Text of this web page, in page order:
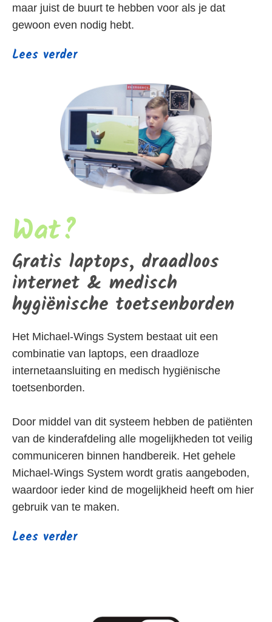
maar juist de buurt te hebben voor als je dat
gewoon even nodig hebt.
Lees verder
Wat?
Gratis laptops, draadloos
internet & medisch
hygiënische toetsenborden
Het Michael-Wings System bestaat uit een
combinatie van laptops, een draadloze
internetaansluiting en medisch hygiënische
toetsenborden.
Door middel van dit systeem hebben de patiënten
van de kinderafdeling alle mogelijkheden tot veilig
communiceren binnen handbereik. Het gehele
Michael-Wings System wordt gratis aangeboden,
waardoor ieder kind de mogelijkheid heeft om hier
gebruik van te maken.
Lees verder